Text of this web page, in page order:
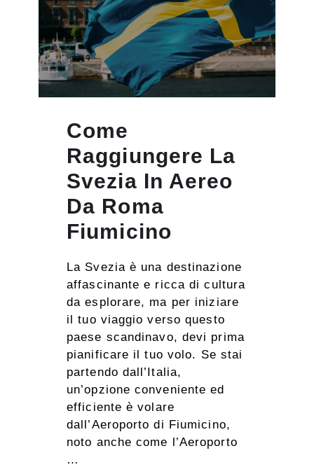
Come
Raggiungere La
Svezia In Aereo
Da Roma
Fiumicino
La Svezia è una destinazione
affascinante e ricca di cultura
da esplorare, ma per iniziare
il tuo viaggio verso questo
paese scandinavo, devi prima
pianificare il tuo volo. Se stai
partendo dall’Italia,
un’opzione conveniente ed
efficiente è volare
dall’Aeroporto di Fiumicino,
noto anche come l’Aeroporto
…